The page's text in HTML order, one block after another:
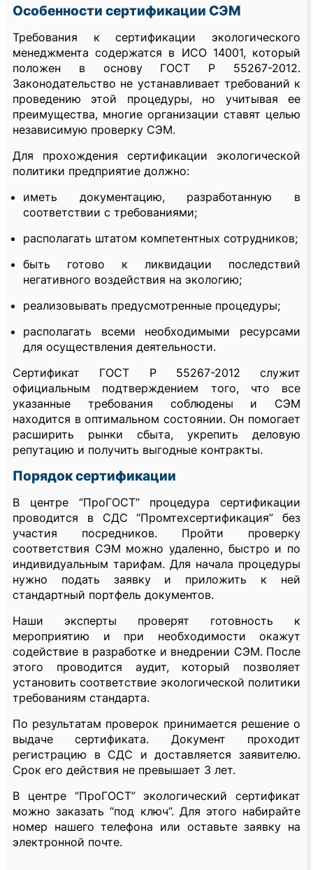
Особенности сертификации СЭМ
Требования к сертификации экологического
менеджмента содержатся в ИСО 14001, который
положен в основу ГОСТ Р 55267-2012.
Законодательство не устанавливает требований к
проведению этой процедуры, но учитывая ее
преимущества, многие организации ставят целью
независимую проверку СЭМ.
Для прохождения сертификации экологической
политики предприятие должно:
иметь документацию, разработанную в
соответствии с требованиями;
располагать штатом компетентных сотрудников;
быть готово к ликвидации последствий
негативного воздействия на экологию;
реализовывать предусмотренные процедуры;
располагать всеми необходимыми ресурсами
для осуществления деятельности.
Сертификат ГОСТ Р 55267-2012 служит
официальным подтверждением того, что все
указанные требования соблюдены и СЭМ
находится в оптимальном состоянии. Он помогает
расширить рынки сбыта, укрепить деловую
репутацию и получить выгодные контракты.
Порядок сертификации
В центре “ПроГОСТ” процедура сертификации
проводится в СДС “Промтехсертификация” без
участия посредников. Пройти проверку
соответствия СЭМ можно удаленно, быстро и по
индивидуальным тарифам. Для начала процедуры
нужно подать заявку и приложить к ней
стандартный портфель документов.
Наши эксперты проверят готовность к
мероприятию и при необходимости окажут
содействие в разработке и внедрении СЭМ. После
этого проводится аудит, который позволяет
установить соответствие экологической политики
требованиям стандарта.
По результатам проверок принимается решение о
выдаче сертификата. Документ проходит
регистрацию в СДС и доставляется заявителю.
Срок его действия не превышает 3 лет.
В центре “ПроГОСТ” экологический сертификат
можно заказать “под ключ”. Для этого набирайте
номер нашего телефона или оставьте заявку на
электронной почте.